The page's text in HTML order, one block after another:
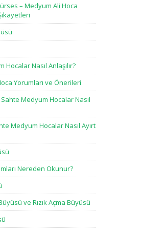
– Medyum Ali Hoca
Hocalar Nasıl Anlaşılır?
Yorumları ve Önerileri
Sahte Medyum Hocalar Nasıl
Medyum Hocalar Nasıl Ayırt
Nereden Okunur?
ve Rızık Açma Büyüsü